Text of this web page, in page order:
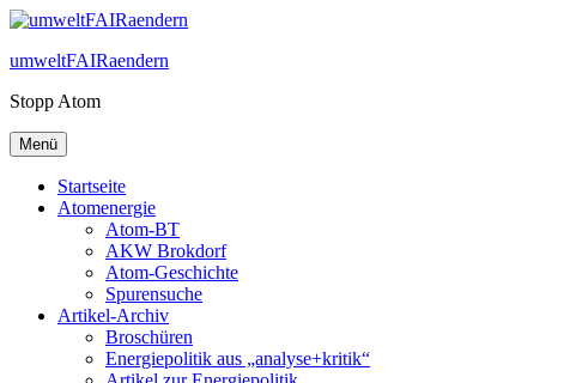
Zum
springen
umweltFAIRaendern
Stopp Atom
Menü
Startseite
Atomenergie
Atom-BT
AKW Brokdorf
Atom-Geschichte
Spurensuche
Artikel-Archiv
Broschüren
Energiepolitik aus „analyse+kritik“